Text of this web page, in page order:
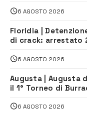
climatizzazione
6 AGOSTO 2026
Floridia |
di crack: arrestato
6 AGOSTO 2026
Augusta | Augusta
il 1° Torneo di
6 AGOSTO 2026